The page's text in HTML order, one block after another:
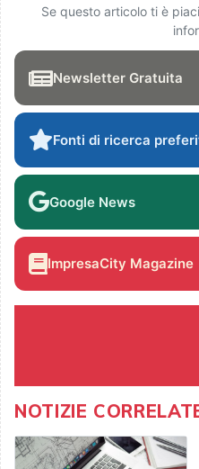
Se questo articolo ti è
Newsletter Gratuita
Fonti di ricerca
Google News
ImpresaCity Magazine
NOTIZIE